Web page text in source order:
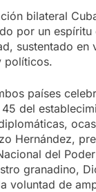
bilateral
por un espíritu
sustentado en
políticos.
países
del
Hernández,
del
granadino,
voluntad de